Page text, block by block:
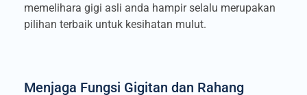
memelihara gigi asli anda hampir selalu merupakan
pilihan terbaik untuk kesihatan mulut.
Menjaga Fungsi Gigitan dan Rahang